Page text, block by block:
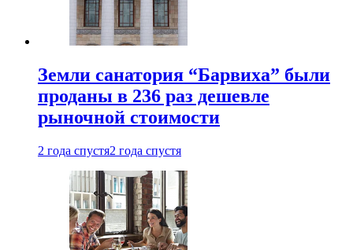
Земли санатория “Барвиха” были
проданы в 236 раз дешевле
рыночной стоимости
2 года спустя2 года спустя